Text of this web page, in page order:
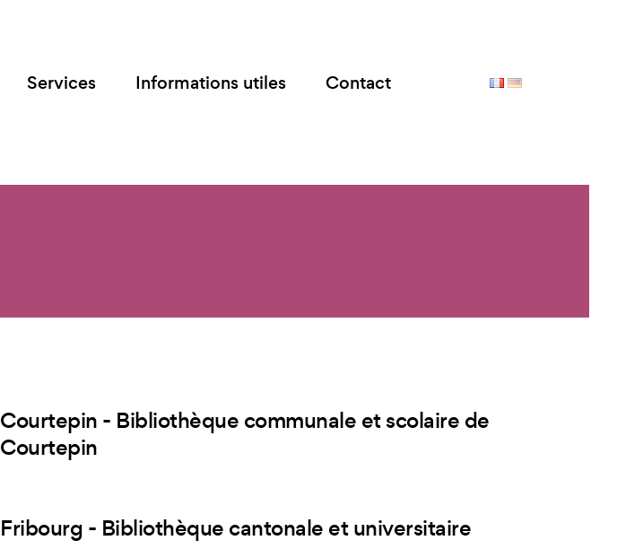
Services Informations utiles Contact
Courtepin - Bibliothèque communale et scolaire de
Courtepin
Fribourg - Bibliothèque cantonale et universitaire